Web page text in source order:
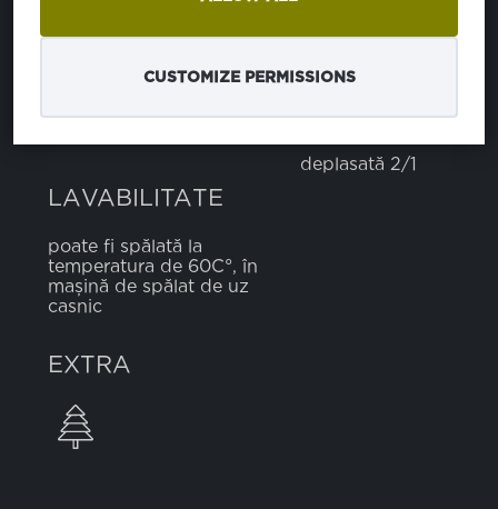
CUSTOMIZE PERMISSIONS
GREUTATE 245 g
150 cm
MOD DE ÎMPLETIRE/ȚESERE
deplasată 2/1
LAVABILITATE
poate fi spălată la
temperatura de 60C°, în
mașină de spălat de uz
casnic
EXTRA